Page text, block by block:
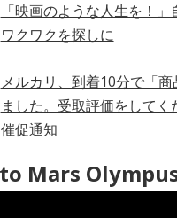
「映画のような人生を！
ワクワクを探しに
メルカリ、到着10分で「商
ました。受取評価をしてく
催促通知
Mars